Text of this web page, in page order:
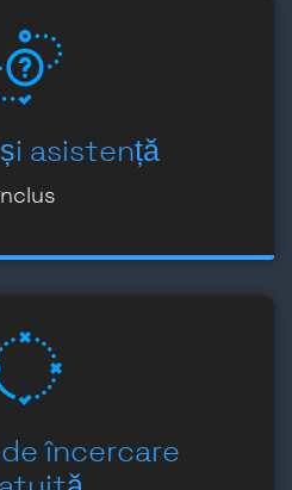
asistență
încercare